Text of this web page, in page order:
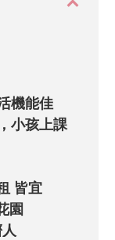
機能佳
小孩上課
皆宜
園